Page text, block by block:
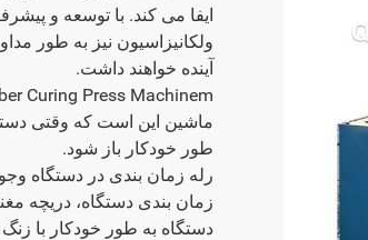
ایفا می کند. با توسعه و
ولکانیزاسیون نیز به طور
آینده خواهند داشت.
ماشین این است که وقتی
طور خودکار باز شود.
رله زمان بندی در دستگاه
زمان بندی دستگاه، دریچه
دستگاه به طور خودکار با